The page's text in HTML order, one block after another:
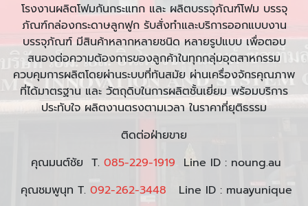
โรงงานผลิตโฟมกันกระแทก และ ผลิตบรรจุภัณฑ์โฟม บรรจุ
ภัณฑ์กล่องกระดาษลูกฟูก รับสั่งทำและบริการออกแบบงาน
บรรจุภัณฑ์ มีสินค้าหลากหลายชนิด หลายรูปแบบ เพื่อตอบ
สนองต่อความต้องการของลูกค้าในทุกกลุ่มอุตสาหกรรม
ควบคุมการผลิตโดยผ่านระบบที่ทันสมัย ผ่านเครื่องจักรคุณภาพ
ที่ได้มาตรฐาน และ วัตถุดิบในการผลิตชั้นเยี่ยม พร้อมบริการ
ประทับใจ ผลิตงานตรงตามเวลา ในราคาที่ยุติธรรม
ติดต่อฝ่ายขาย
คุณมนต์ชัย T. 085-229-1919 Line ID : noung.au
คุณชมพูนุท T. 092-262-3448 Line ID : muayunique